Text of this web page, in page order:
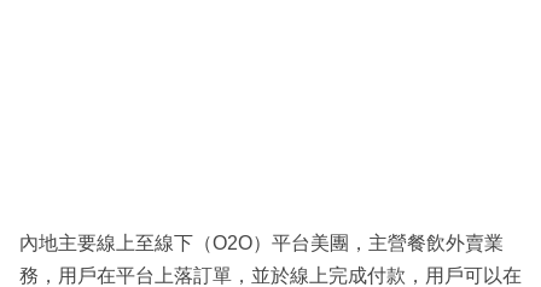
內地主要線上至線下（O2O）平台美團，主營餐飲外賣業
務，用戶在平台上落訂單，並於線上完成付款，用戶可以在